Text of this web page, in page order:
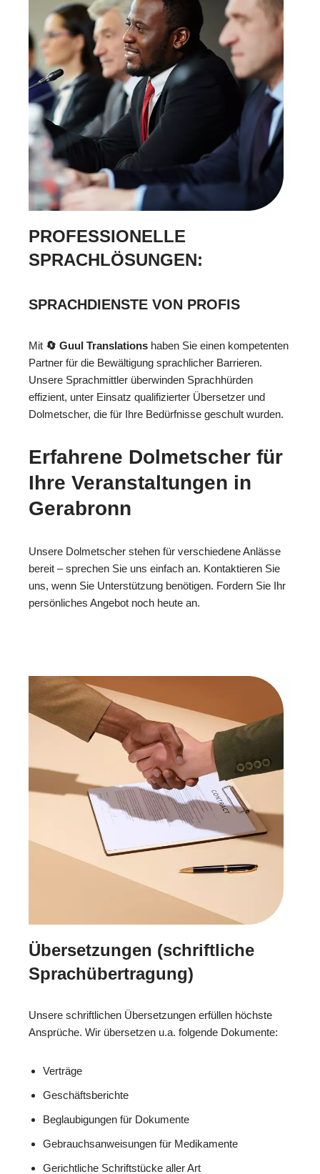
PROFESSIONELLE
SPRACHLÖSUNGEN:
SPRACHDIENSTE VON PROFIS
Mit 🔄 Guul Translations haben Sie einen kompetenten
Partner für die Bewältigung sprachlicher Barrieren.
Unsere Sprachmittler überwinden Sprachhürden
effizient, unter Einsatz qualifizierter Übersetzer und
Dolmetscher, die für Ihre Bedürfnisse geschult wurden.
Erfahrene Dolmetscher für
Ihre Veranstaltungen in
Gerabronn
Unsere Dolmetscher stehen für verschiedene Anlässe
bereit – sprechen Sie uns einfach an. Kontaktieren Sie
uns, wenn Sie Unterstützung benötigen. Fordern Sie Ihr
persönliches Angebot noch heute an.
Übersetzungen (schriftliche
Sprachübertragung)
Unsere schriftlichen Übersetzungen erfüllen höchste
Ansprüche. Wir übersetzen u.a. folgende Dokumente:
Verträge
Geschäftsberichte
Beglaubigungen für Dokumente
Gebrauchsanweisungen für Medikamente
Gerichtliche Schriftstücke aller Art